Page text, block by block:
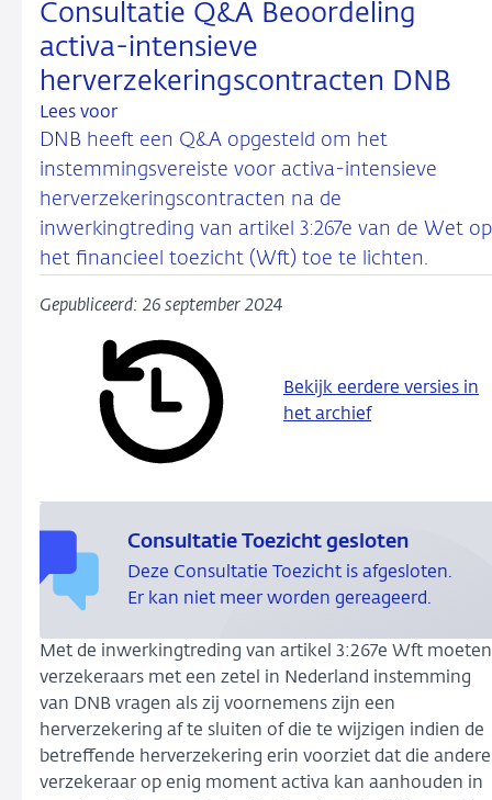
Consultatie Q&A Beoordeling
activa-intensieve
herverzekeringscontracten DNB
Lees voor
DNB heeft een Q&A opgesteld om het
instemmingsvereiste voor activa-intensieve
herverzekeringscontracten na de
inwerkingtreding van artikel 3:267e van de Wet op
het financieel toezicht (Wft) toe te lichten.
Gepubliceerd: 26 september 2024
Bekijk eerdere versies in
het archief
Consultatie Toezicht gesloten
Deze Consultatie Toezicht is afgesloten.
Er kan niet meer worden gereageerd.
Met de inwerkingtreding van artikel 3:267e Wft moeten
verzekeraars met een zetel in Nederland instemming
van DNB vragen als zij voornemens zijn een
herverzekering af te sluiten of die te wijzigen indien de
betreffende herverzekering erin voorziet dat die andere
verzekeraar op enig moment activa kan aanhouden in